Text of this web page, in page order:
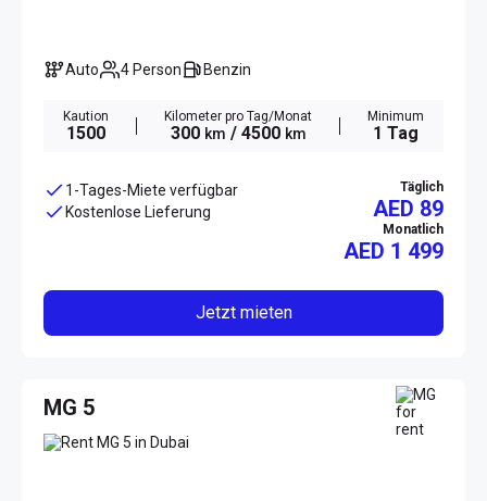
Auto 4 Person Benzin
Kaution
1500
Kilometer pro Tag/Monat
300 km / 4500 km
Minimum
1 Tag
1-Tages-Miete verfügbar
Kostenlose Lieferung
Täglich
AED 89
Monatlich
AED 1 499
Jetzt mieten
MG 5